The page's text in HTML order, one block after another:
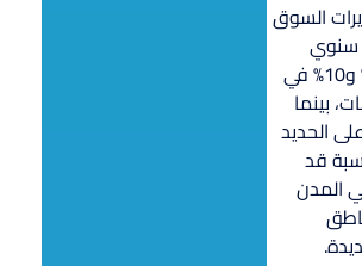
السوق
سنوي
يتراوح بين 6% و10% في
بينما
الحديد
قد
في المدن